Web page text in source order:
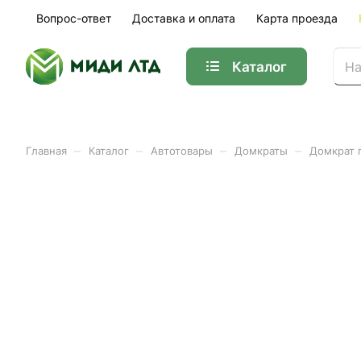
Вопрос-ответ Доставка и оплата Карта проезда
Каталог
Главная Каталог Автотовары Домкраты Домкрат
Домкрат